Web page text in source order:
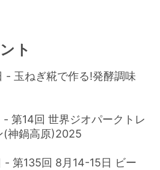
ト
- 玉ねぎ糀で作る!発酵調味
第14回 世界ジオパークトレ
(神鍋高原)2025
- 第135回 8月14-15日 ビー